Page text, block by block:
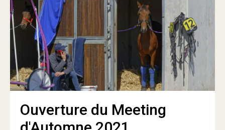
Ouverture du Meeting